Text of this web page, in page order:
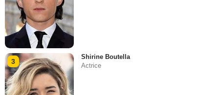
3
Shirine Boutella
Actrice